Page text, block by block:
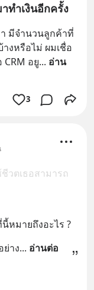
ทำเงินอีกครั้ง
มีจำนวนลูกค้าที่
งหรือไม่ ผมเชื่อ
อยู... อ่าน
3
วตเธอสามารถ
หมายถึงอะไร ?
าง... อ่านต่อ